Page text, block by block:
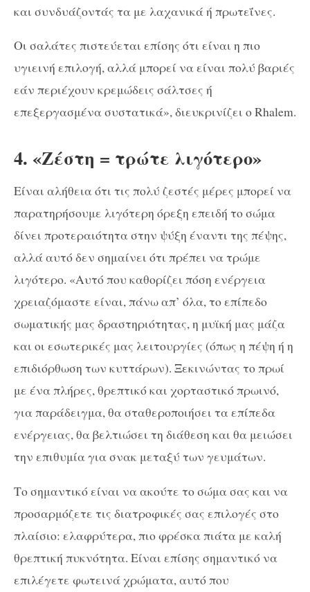
και συνδυάζοντάς τα με λαχανικά ή πρωτεΐνες.
Οι σαλάτες πιστεύεται επίσης ότι είναι η πιο
υγιεινή επιλογή, αλλά μπορεί να είναι πολύ βαριές
εάν περιέχουν κρεμώδεις σάλτσες ή
επεξεργασμένα συστατικά», διευκρινίζει ο Rhalem.
4. «Ζέστη = τρώτε λιγότερο»
Είναι αλήθεια ότι τις πολύ ζεστές μέρες μπορεί να
παρατηρήσουμε λιγότερη όρεξη επειδή το σώμα
δίνει προτεραιότητα στην ψύξη έναντι της πέψης,
αλλά αυτό δεν σημαίνει ότι πρέπει να τρώμε
λιγότερο. «Αυτό που καθορίζει πόση ενέργεια
χρειαζόμαστε είναι, πάνω απ’ όλα, το επίπεδο
σωματικής μας δραστηριότητας, η μυϊκή μας μάζα
και οι εσωτερικές μας λειτουργίες (όπως η πέψη ή η
επιδιόρθωση των κυττάρων). Ξεκινώντας το πρωί
με ένα πλήρες, θρεπτικό και χορταστικό πρωινό,
για παράδειγμα, θα σταθεροποιήσει τα επίπεδα
ενέργειας, θα βελτιώσει τη διάθεση και θα μειώσει
την επιθυμία για σνακ μεταξύ των γευμάτων.
Το σημαντικό είναι να ακούτε το σώμα σας και να
προσαρμόζετε τις διατροφικές σας επιλογές στο
πλαίσιο: ελαφρύτερα, πιο φρέσκα πιάτα με καλή
θρεπτική πυκνότητα. Είναι επίσης σημαντικό να
επιλέγετε φωτεινά χρώματα, αυτό που